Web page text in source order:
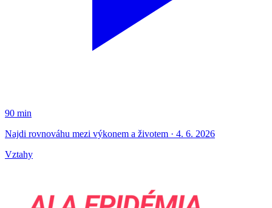
90 min
Najdi rovnováhu mezi výkonem a životem · 4. 6. 2026
Vztahy